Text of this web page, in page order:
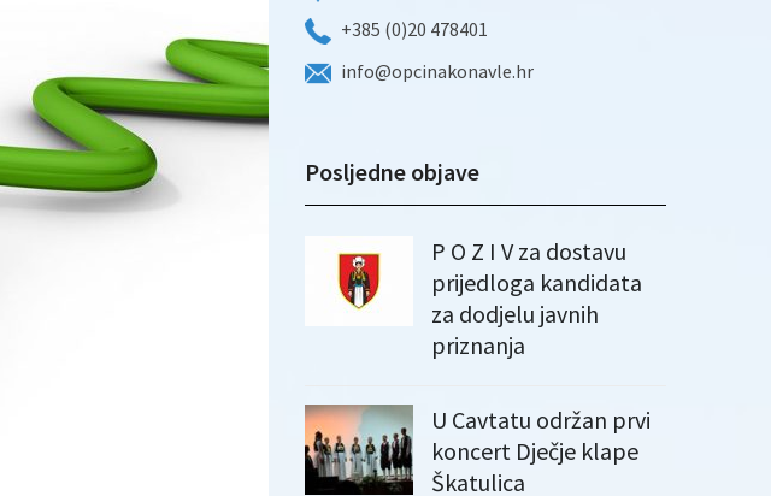
+385 (0)20 478401
info@opcinakonavle.hr
Posljedne objave
P O Z I V za dostavu
prijedloga kandidata
za dodjelu javnih
priznanja
U Cavtatu održan prvi
koncert Dječje klape
Škatulica